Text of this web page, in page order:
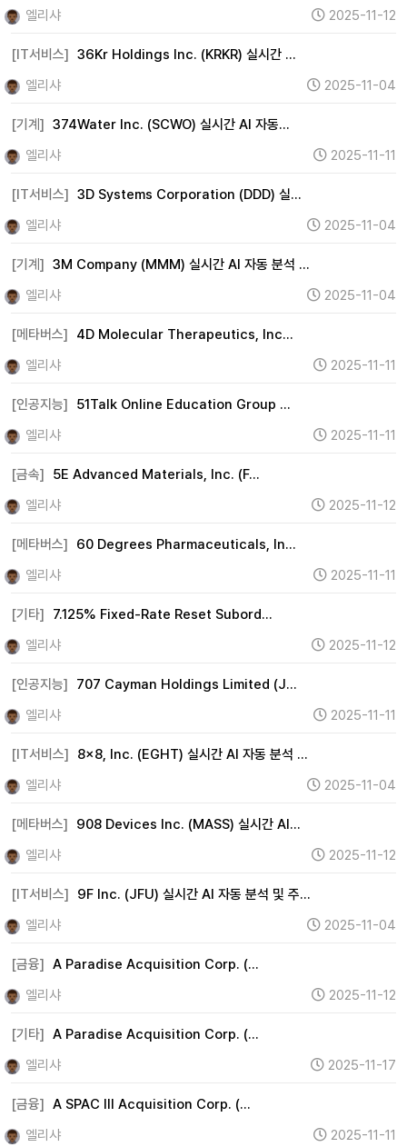
엘리샤
2025-11-12
[IT서비스] 36Kr Holdings Inc. (KRKR) 실시간 …
엘리샤
2025-11-04
[기계] 374Water Inc. (SCWO) 실시간 AI 자동…
엘리샤
2025-11-11
[IT서비스] 3D Systems Corporation (DDD) 실…
엘리샤
2025-11-04
[기계] 3M Company (MMM) 실시간 AI 자동 분석 …
엘리샤
2025-11-04
[메타버스]
4D Molecular Therapeutics, Inc…
엘리샤
2025-11-11
[인공지능]
51Talk Online Education Group …
엘리샤
2025-11-11
[금속]
5E Advanced Materials, Inc. (F…
엘리샤
2025-11-12
[메타버스]
60 Degrees Pharmaceuticals, In…
엘리샤
2025-11-11
[기타]
7.125% Fixed-Rate Reset Subord…
엘리샤
2025-11-12
[인공지능]
707 Cayman Holdings Limited (J…
엘리샤
2025-11-11
[IT서비스]
8x8, Inc. (EGHT) 실시간 AI 자동 분석 …
엘리샤
2025-11-04
[메타버스]
908 Devices Inc. (MASS) 실시간 AI…
엘리샤
2025-11-12
[IT서비스]
9F Inc. (JFU) 실시간 AI 자동 분석 및 주…
엘리샤
2025-11-04
[금융] A Paradise Acquisition Corp. (…
엘리샤
2025-11-12
[기타] A Paradise Acquisition Corp. (…
엘리샤
2025-11-17
[금융] A SPAC III Acquisition Corp. (…
엘리샤
2025-11-11